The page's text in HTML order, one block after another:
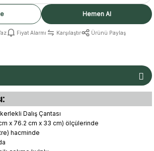
Hemen Al
Fiyat Alarmı Karşılaştır
Ürünü Paylaş
Dalış Çantası
x 76.2 cm x 33 cm) ölçülerinde
hacminde